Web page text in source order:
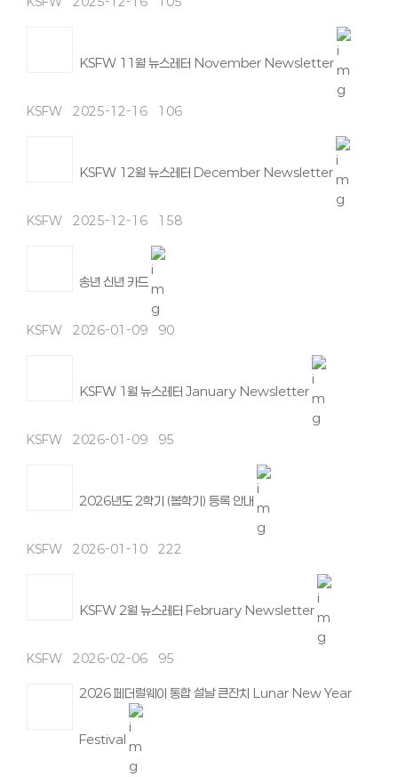
KSFW 11월 뉴스레터 November Newsletter
KSFW 2025-12-16 106
KSFW 12월 뉴스레터 December Newsletter
KSFW 2025-12-16 158
송년 신년 카드
KSFW 2026-01-09 90
KSFW 1월 뉴스레터 January Newsletter
KSFW 2026-01-09 95
2026년도 2학기 (봄학기) 등록 안내
KSFW 2026-01-10 222
KSFW 2월 뉴스레터 February Newsletter
KSFW 2026-02-06 95
2026 페더럴웨이 통합 설날 큰잔치 Lunar New Year
Festival